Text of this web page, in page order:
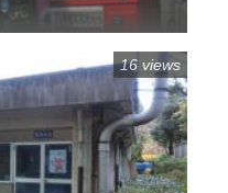
16 views